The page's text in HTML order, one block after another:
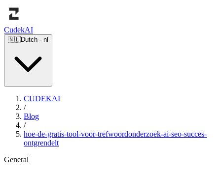
CudekAI
🇳🇱Dutch - nl
CUDEKAI
/
Blog
/
hoe-de-gratis-tool-voor-trefwoordonderzoek-ai-seo-succes-
ontgrendelt
General